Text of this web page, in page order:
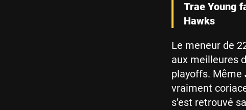
Trae Young
Hawks
Le meneur de
aux meilleures
playoffs. Même
vraiment
s’est retrouvé